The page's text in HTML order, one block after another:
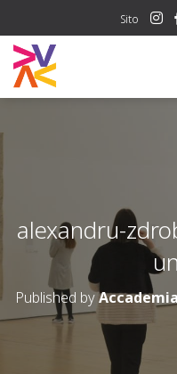
Sito
alexandru-
Published by